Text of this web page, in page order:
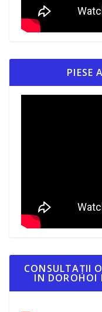
PIESE
CONSULTAȚII
IN DOROHOI